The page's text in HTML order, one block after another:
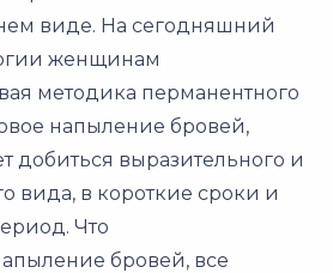
виде. На сегодняшний
женщинам
методика перманентного
напыление бровей,
добиться выразительного и
вида, в короткие сроки и
Что
бровей, все